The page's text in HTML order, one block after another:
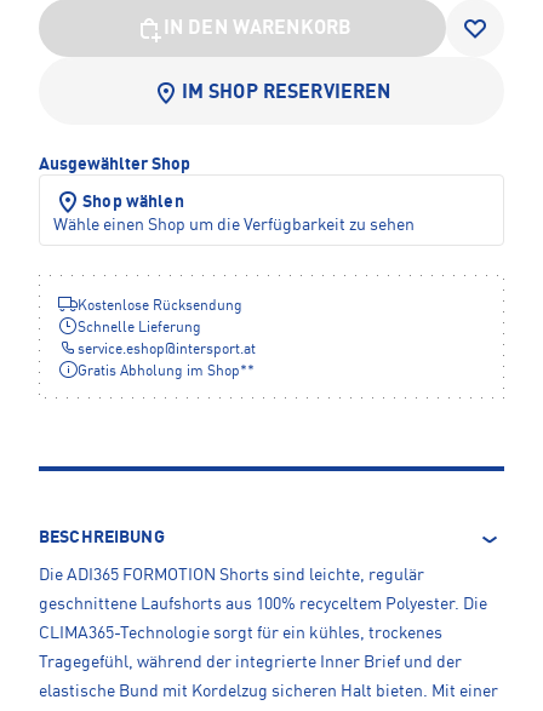
IN DEN WARENKORB
IM SHOP RESERVIEREN
Ausgewählter Shop
Shop wählen
Wähle einen Shop um die Verfügbarkeit zu sehen
Kostenlose Rücksendung
Schnelle Lieferung
service.eshop@intersport.at
Gratis Abholung im Shop**
BESCHREIBUNG
Die ADI365 FORMOTION Shorts sind leichte, regulär
geschnittene Laufshorts aus 100% recyceltem Polyester. Die
CLIMA365-Technologie sorgt für ein kühles, trockenes
Tragegefühl, während der integrierte Inner Brief und der
elastische Bund mit Kordelzug sicheren Halt bieten. Mit einer